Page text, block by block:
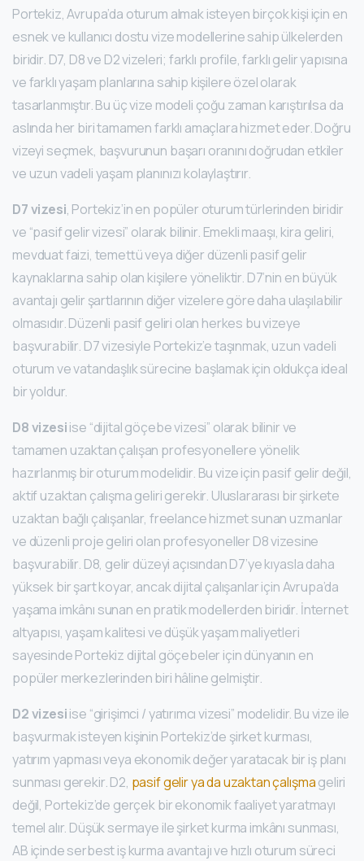
Portekiz, Avrupa’da oturum almak isteyen birçok kişi için en
esnek ve kullanıcı dostu vize modellerine sahip ülkelerden
biridir. D7, D8 ve D2 vizeleri; farklı profile, farklı gelir yapısına
ve farklı yaşam planlarına sahip kişilere özel olarak
tasarlanmıştır. Bu üç vize modeli çoğu zaman karıştırılsa da
aslında her biri tamamen farklı amaçlara hizmet eder. Doğru
vizeyi seçmek, başvurunun başarı oranını doğrudan etkiler
ve uzun vadeli yaşam planınızı kolaylaştırır.
D7 vizesi, Portekiz’in en popüler oturum türlerinden biridir
ve “pasif gelir vizesi” olarak bilinir. Emekli maaşı, kira geliri,
mevduat faizi, temettü veya diğer düzenli pasif gelir
kaynaklarına sahip olan kişilere yöneliktir. D7’nin en büyük
avantajı gelir şartlarının diğer vizelere göre daha ulaşılabilir
olmasıdır. Düzenli pasif geliri olan herkes bu vizeye
başvurabilir. D7 vizesiyle Portekiz’e taşınmak, uzun vadeli
oturum ve vatandaşlık sürecine başlamak için oldukça ideal
bir yoldur.
D8 vizesiise “dijital göçebe vizesi” olarak bilinir ve
tamamen uzaktan çalışan profesyonellere yönelik
hazırlanmış bir oturum modelidir. Bu vize için pasif gelir değil,
aktif uzaktan çalışma geliri gerekir. Uluslararası bir şirkete
uzaktan bağlı çalışanlar, freelance hizmet sunan uzmanlar
ve düzenli proje geliri olan profesyoneller D8 vizesine
başvurabilir. D8, gelir düzeyi açısından D7’ye kıyasla daha
yüksek bir şart koyar, ancak dijital çalışanlar için Avrupa’da
yaşama imkânı sunan en pratik modellerden biridir. İnternet
altyapısı, yaşam kalitesi ve düşük yaşam maliyetleri
sayesinde Portekiz dijital göçebeler için dünyanın en
popüler merkezlerinden biri hâline gelmiştir.
D2 vizesiise “girişimci / yatırımcı vizesi” modelidir. Bu vize ile
başvurmak isteyen kişinin Portekiz’de şirket kurması,
yatırım yapması veya ekonomik değer yaratacak bir iş planı
sunması gerekir. D2, pasif gelir ya da uzaktan çalışmageliri
değil, Portekiz’de gerçek bir ekonomik faaliyet yaratmayı
temel alır. Düşük sermaye ile şirket kurma imkânı sunması,
AB içinde serbest iş kurma avantajı ve hızlı oturum süreci